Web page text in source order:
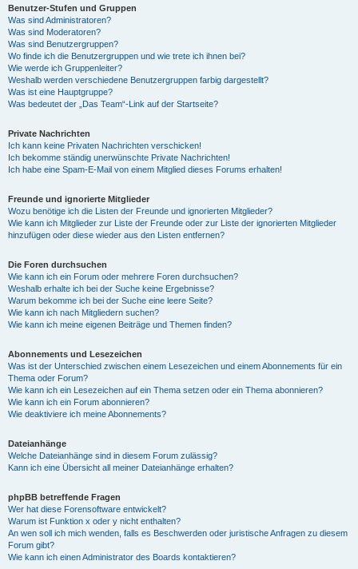
Benutzer-Stufen und Gruppen
Was sind Administratoren?
Was sind Moderatoren?
Was sind Benutzergruppen?
Wo finde ich die Benutzergruppen und wie trete ich ihnen bei?
Wie werde ich Gruppenleiter?
Weshalb werden verschiedene Benutzergruppen farbig dargestellt?
Was ist eine Hauptgruppe?
Was bedeutet der „Das Team“-Link auf der Startseite?
Private Nachrichten
Ich kann keine Privaten Nachrichten verschicken!
Ich bekomme ständig unerwünschte Private Nachrichten!
Ich habe eine Spam-E-Mail von einem Mitglied dieses Forums erhalten!
Freunde und ignorierte Mitglieder
Wozu benötige ich die Listen der Freunde und ignorierten Mitglieder?
Wie kann ich Mitglieder zur Liste der Freunde oder zur Liste der ignorierten Mitglieder
hinzufügen oder diese wieder aus den Listen entfernen?
Die Foren durchsuchen
Wie kann ich ein Forum oder mehrere Foren durchsuchen?
Weshalb erhalte ich bei der Suche keine Ergebnisse?
Warum bekomme ich bei der Suche eine leere Seite?
Wie kann ich nach Mitgliedern suchen?
Wie kann ich meine eigenen Beiträge und Themen finden?
Abonnements und Lesezeichen
Was ist der Unterschied zwischen einem Lesezeichen und einem Abonnements für ein
Thema oder Forum?
Wie kann ich ein Lesezeichen auf ein Thema setzen oder ein Thema abonnieren?
Wie kann ich ein Forum abonnieren?
Wie deaktiviere ich meine Abonnements?
Dateianhänge
Welche Dateianhänge sind in diesem Forum zulässig?
Kann ich eine Übersicht all meiner Dateianhänge erhalten?
phpBB betreffende Fragen
Wer hat diese Forensoftware entwickelt?
Warum ist Funktion x oder y nicht enthalten?
An wen soll ich mich wenden, falls es Beschwerden oder juristische Anfragen zu diesem
Forum gibt?
Wie kann ich einen Administrator des Boards kontaktieren?